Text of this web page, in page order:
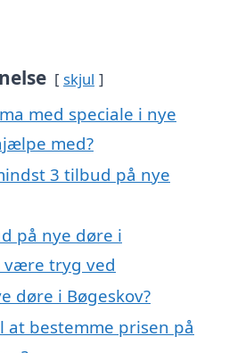
skjul
med speciale i nye
med?
3 tilbud på nye
på nye døre i
være tryg ved
døre i Bøgeskov?
at bestemme prisen på